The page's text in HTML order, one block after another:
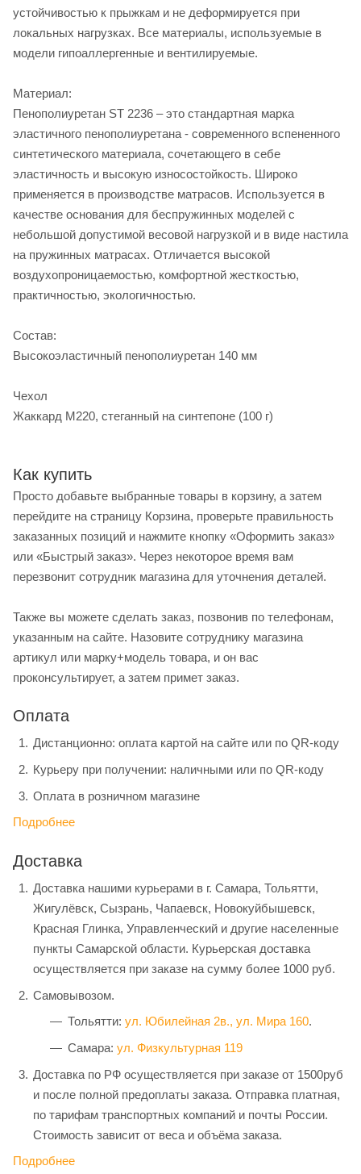
устойчивостью к прыжкам и не деформируется при
локальных нагрузках. Все материалы, используемые в
модели гипоаллергенные и вентилируемые.
Материал:
Пенополиуретан ST 2236 – это cтандартная марка
эластичного пенополиуретана - современного вспененного
синтетического материала, сочетающего в себе
эластичность и высокую износостойкость. Широко
применяется в производстве матрасов. Используется в
качестве основания для беспружинных моделей с
небольшой допустимой весовой нагрузкой и в виде настила
на пружинных матрасах. Отличается высокой
воздухопроницаемостью, комфортной жесткостью,
практичностью, экологичностью.
Состав:
Высокоэластичный пенополиуретан 140 мм
Чехол
Жаккард M220, стеганный на синтепоне (100 г)
Как купить
Просто добавьте выбранные товары в корзину, а затем
перейдите на страницу Корзина, проверьте правильность
заказанных позиций и нажмите кнопку «Оформить заказ»
или «Быстрый заказ». Через некоторое время вам
перезвонит сотрудник магазина для уточнения деталей.
Также вы можете сделать заказ, позвонив по телефонам,
указанным на сайте. Назовите сотруднику магазина
артикул или марку+модель товара, и он вас
проконсультирует, а затем примет заказ.
Оплата
Дистанционно: оплата картой на сайте или по QR-коду
Курьеру при получении: наличными или по QR-коду
Оплата в розничном магазине
Подробнее
Доставка
Доставка нашими курьерами в г. Самара, Тольятти,
Жигулёвск, Сызрань, Чапаевск, Новокуйбышевск,
Красная Глинка, Управленческий и другие населенные
пункты Самарской области. Курьерская доставка
осуществляется при заказе на сумму более 1000 руб.
Самовывозом.
Тольятти: ул. Юбилейная 2в., ул. Мира 160.
Самара: ул. Физкультурная 119
Доставка по РФ осуществляется при заказе от 1500руб
и после полной предоплаты заказа. Отправка платная,
по тарифам транспортных компаний и почты России.
Стоимость зависит от веса и объёма заказа.
Подробнее